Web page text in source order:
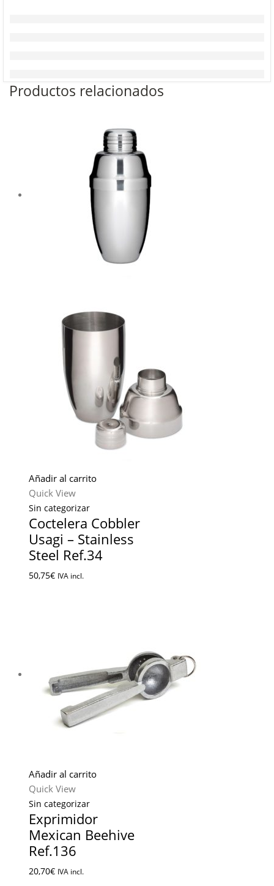
Productos relacionados
Añadir al carrito
Quick View
Sin categorizar
Coctelera Cobbler
Usagi – Stainless
Steel Ref.34
50,75€ IVA incl.
Añadir al carrito
Quick View
Sin categorizar
Exprimidor
Mexican Beehive
Ref.136
20,70€ IVA incl.